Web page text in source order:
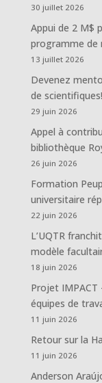
30 juillet 2026
Appui de 2 M$
programme de
13 juillet 2026
Devenez
de scientifiques!
29 juin 2026
Appel à
bibliothèque
26 juin 2026
Formation
universitaire
22 juin 2026
L’UQTR
modèle
18 juin 2026
Projet
équipes de
11 juin 2026
Retour sur la
11 juin 2026
Anderson